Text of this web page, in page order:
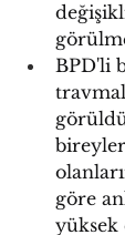
BPD'li
göre
yüksek